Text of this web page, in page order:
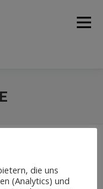
Menü
die uns
(Analytics) und